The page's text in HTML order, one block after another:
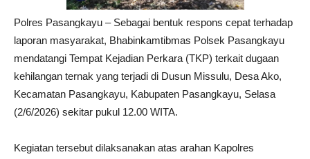
Polres Pasangkayu – Sebagai bentuk respons cepat terhadap
laporan masyarakat, Bhabinkamtibmas Polsek Pasangkayu
mendatangi Tempat Kejadian Perkara (TKP) terkait dugaan
kehilangan ternak yang terjadi di Dusun Missulu, Desa Ako,
Kecamatan Pasangkayu, Kabupaten Pasangkayu, Selasa
(2/6/2026) sekitar pukul 12.00 WITA.
Kegiatan tersebut dilaksanakan atas arahan Kapolres